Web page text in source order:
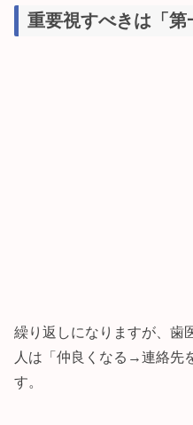
重要視すべきは「第
繰り返しになりますが、歯
人は「仲良くなる→連絡先
す。